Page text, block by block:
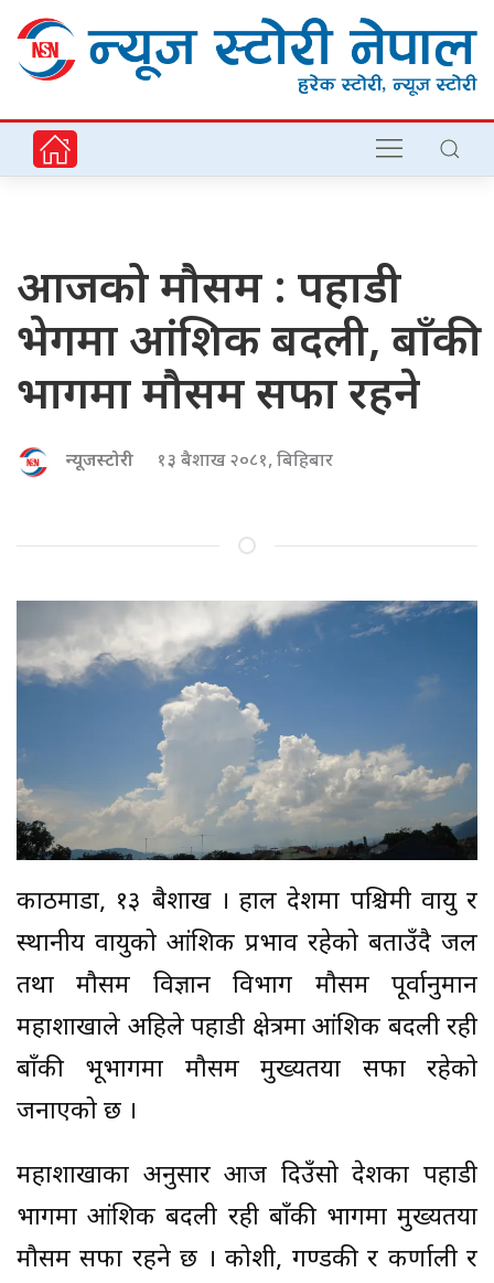
आजको मौसम : पहाडी
भेगमा आंशिक बदली, बाँकी
भागमा मौसम सफा रहने
न्यूजस्टोरी १३ बैशाख २०८१, बिहिबार
काठमाडौं, १३ बैशाख । हाल देशमा पश्चिमी वायु र
स्थानीय वायुको आंशिक प्रभाव रहेको बताउँदै जल
तथा मौसम विज्ञान विभाग मौसम पूर्वानुमान
महाशाखाले अहिले पहाडी क्षेत्रमा आंशिक बदली रही
बाँकी भूभागमा मौसम मुख्यतया सफा रहेको
जनाएको छ ।
महाशाखाका अनुसार आज दिउँसो देशका पहाडी
भागमा आंशिक बदली रही बाँकी भागमा मुख्यतया
मौसम सफा रहने छ । कोशी, गण्डकी र कर्णाली र